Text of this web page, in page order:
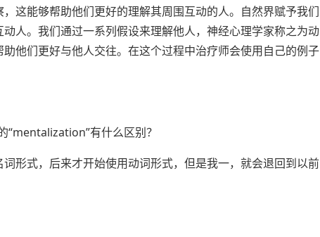
这能够帮助他们更好的理解其周围互动的人。自然界赋予我们
人。我们通过一系列假设来理解他人，神经心理学家称之为动
他们更好与他人交往。在这个过程中治疗师会使用自己的例子
“mentalization”有什么区别？
形式，后来才开始使用动词形式，但是我一，就会退回到以前